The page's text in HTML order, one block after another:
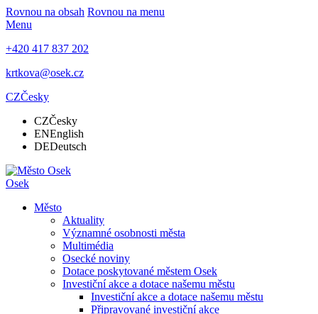
Rovnou na obsah Rovnou na menu
Menu
+420 417 837 202
krtkova@osek.cz
CZČesky
CZČesky
ENEnglish
DEDeutsch
Osek
Město
Aktuality
Významné osobnosti města
Multimédia
Osecké noviny
Dotace poskytované městem Osek
Investiční akce a dotace našemu městu
Investiční akce a dotace našemu městu
Připravované investiční akce